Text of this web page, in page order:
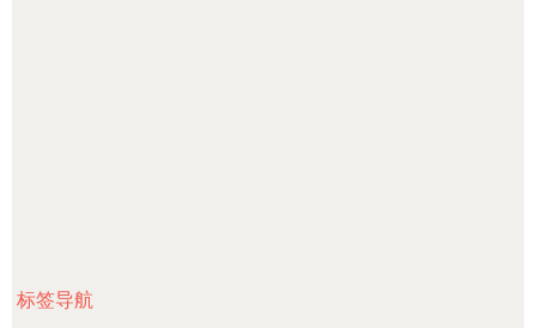
标签导航